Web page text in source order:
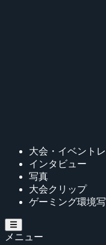
大会・イベント
インタビュー
写真
大会クリップ
ゲーミング環境
メニュー